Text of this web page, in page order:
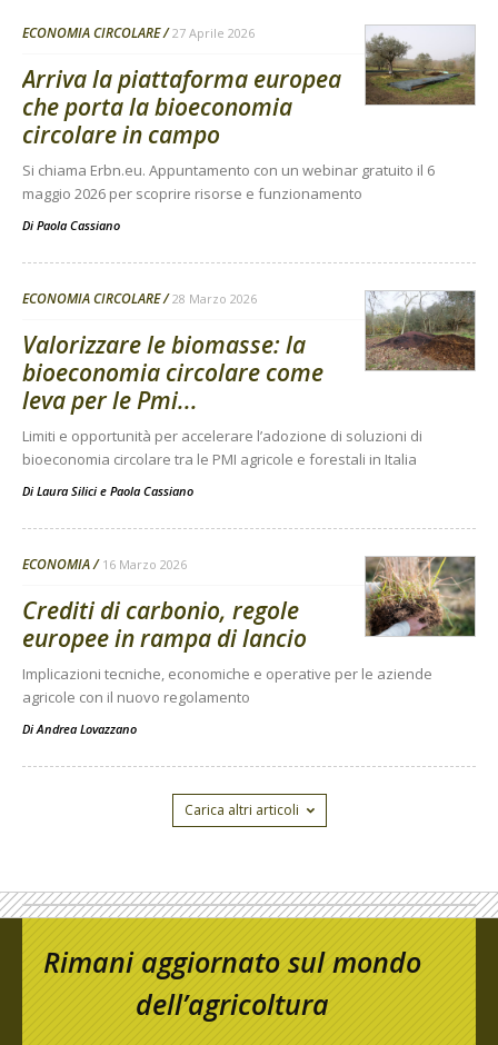
ECONOMIA CIRCOLARE 27 Aprile 2026
Arriva la piattaforma europea
che porta la bioeconomia
circolare in campo
Si chiama Erbn.eu. Appuntamento con un webinar gratuito il 6
maggio 2026 per scoprire risorse e funzionamento
Di Paola Cassiano
ECONOMIA CIRCOLARE 28 Marzo 2026
Valorizzare le biomasse: la
bioeconomia circolare come
leva per le Pmi...
Limiti e opportunità per accelerare l’adozione di soluzioni di
bioeconomia circolare tra le PMI agricole e forestali in Italia
Di Laura Silici e Paola Cassiano
ECONOMIA 16 Marzo 2026
Crediti di carbonio, regole
europee in rampa di lancio
Implicazioni tecniche, economiche e operative per le aziende
agricole con il nuovo regolamento
DiAndrea Lovazzano
Carica altri articoli
Rimani aggiornato sul mondo
dell’agricoltura